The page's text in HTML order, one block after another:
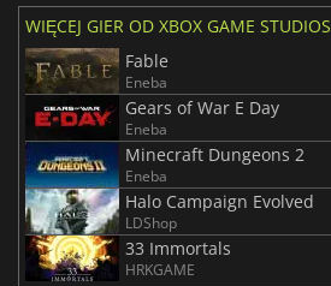
WIĘCEJ GIER OD XBOX GAME STUDIOS
Fable
Eneba
Gears of War E Day
Eneba
Minecraft Dungeons 2
Eneba
Halo Campaign Evolved
LDShop
33 Immortals
HRKGAME